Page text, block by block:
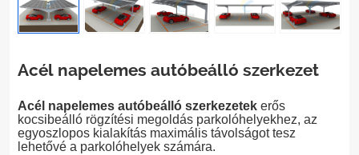
Acél napelemes autóbeálló szerkezet
Acél napelemes autóbeálló szerkezetek erős
kocsibeálló rögzítési megoldás parkolóhelyekhez, az
egyoszlopos kialakítás maximális távolságot tesz
lehetővé a parkolóhelyek számára.